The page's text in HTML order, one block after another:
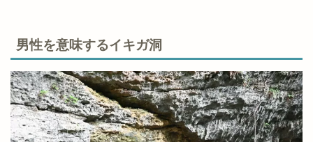
男性を意味するイキガ洞